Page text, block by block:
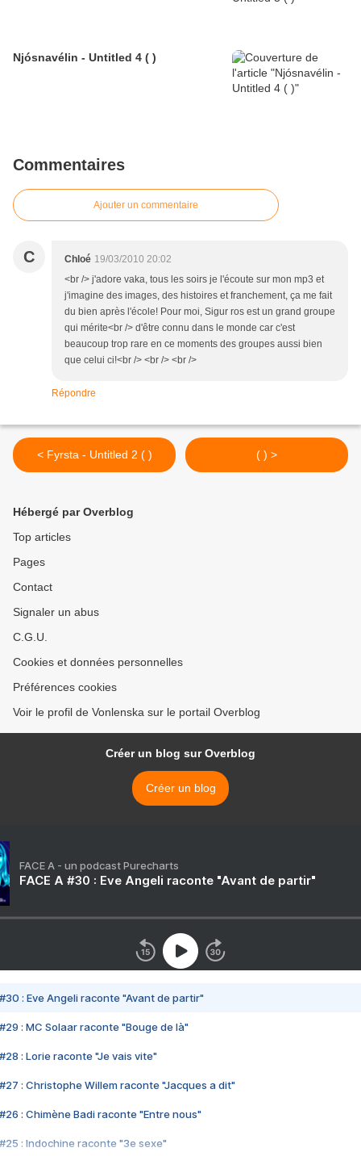
Njósnavélin - Untitled 4 ( )
Commentaires
Ajouter un commentaire
C Chloé 19/03/2010 20:02
<br /> j'adore vaka, tous les soirs je l'écoute sur mon mp3 et
j'imagine des images, des histoires et franchement, ça me fait
du bien après l'école! Pour moi, Sigur ros est un grand groupe
qui mérite<br /> d'être connu dans le monde car c'est
beaucoup trop rare en ce moments des groupes aussi bien
que celui ci!<br /> <br /> <br />
Répondre
< Fyrsta - Untitled 2 ( ) ( ) >
Hébergé par Overblog
Top articles
Pages
Contact
Signaler un abus
C.G.U.
Cookies et données personnelles
Préférences cookies
Voir le profil de Vonlenska sur le portail Overblog
Créer un blog sur Overblog
Créer un blog
FACE A - un podcast Purecharts
FACE A #30 : Eve Angeli raconte "Avant de partir"
#30 : Eve Angeli raconte "Avant de partir"
#29 : MC Solaar raconte "Bouge de là"
#28 : Lorie raconte "Je vais vite"
#27 : Christophe Willem raconte "Jacques a dit"
#26 : Chimène Badi raconte "Entre nous"
#25 : Indochine raconte "3e sexe"